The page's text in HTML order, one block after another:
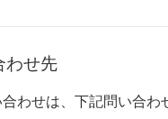
わせ先
わせは、下記問い合わ